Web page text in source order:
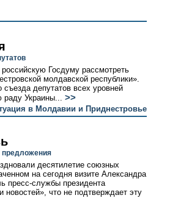
Госдуму рассмотреть
молдавской республики».
депутатов всех уровней
раду Украины... >>
в Молдавии и Приднестровье
предложения
десятилетие союзных
на сегодня визите Александра
пресс-службы президента
что не подтверждает эту